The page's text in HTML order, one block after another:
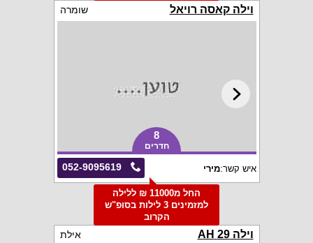
וילה קאסה רויאל שומרה
8
חדרים
052-9095619 איש קשר:מירי
החל מ11000 ₪ ללילה
למזמינים 3 לילות בסופ"ש
הקרוב
וילה 29 AH אילת